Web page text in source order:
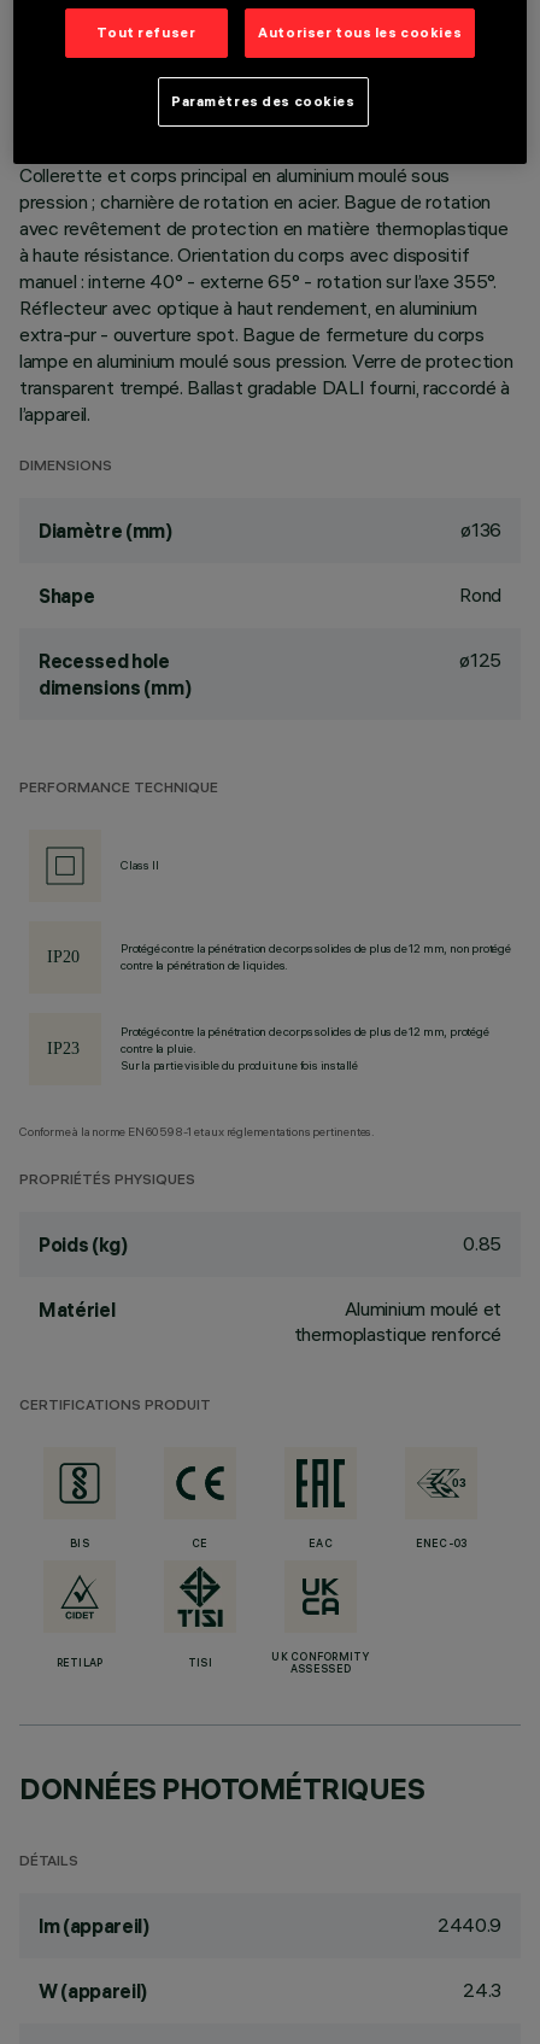
DERNIÈRE MISE À JOUR: 06/08/2026
Appareil encastrable, orientable et amovible pour source LED
Collerette et corps principal en aluminium moulé sous
pression ; charnière de rotation en acier. Bague de rotation
avec revêtement de protection en matière thermoplastique
à haute résistance. Orientation du corps avec dispositif
manuel : interne 40° - externe 65° - rotation sur l’axe 355°.
Réflecteur avec optique à haut rendement, en aluminium
extra-pur - ouverture spot. Bague de fermeture du corps
lampe en aluminium moulé sous pression. Verre de protection
transparent trempé. Ballast gradable DALI fourni, raccordé à
l’appareil.
DIMENSIONS
Diamètre (mm) ø136
Shape Rond
Recessed hole
dimensions (mm)
ø125
PERFORMANCE TECHNIQUE
Class II
Protégé contre la pénétration de corps solides de plus de 12 mm, non protégé
contre la pénétration de liquides.
Protégé contre la pénétration de corps solides de plus de 12 mm, protégé
contre la pluie.
Sur la partie visible du produit une fois installé
Conforme à la norme EN60598-1 et aux réglementations pertinentes.
PROPRIÉTÉS PHYSIQUES
Poids (kg) 0.85
Matériel
Aluminium moulé et
thermoplastique renforcé
CERTIFICATIONS PRODUIT
BIS CE EAC ENEC-03
RETILAP TISI
UK CONFORMITY
ASSESSED
DONNÉES PHOTOMÉTRIQUES
DÉTAILS
lm (appareil) 2440.9
W (appareil) 24.3
Tout refuser Autoriser tous les cookies
Paramètres des cookies